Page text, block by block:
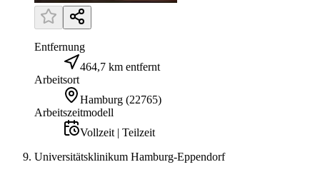
Entfernung
464,7 km entfernt
Arbeitsort
Hamburg (22765)
Arbeitszeitmodell
Vollzeit | Teilzeit
Universitätsklinikum Hamburg-Eppendorf